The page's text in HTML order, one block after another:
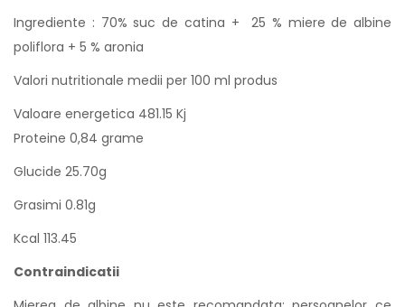
Ingrediente : 70% suc de catina + 25 % miere de albine
poliflora + 5 % aronia
Valori nutritionale medii per 100 ml produs
Valoare energetica 481.15 Kj
Proteine 0,84 grame
Glucide 25.70g
Grasimi 0.81g
Kcal 113.45
Contraindicatii